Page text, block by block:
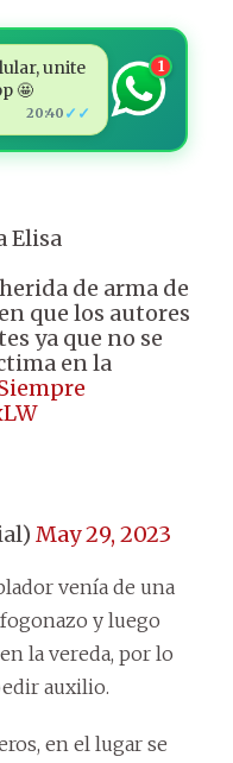
unite
🤩
20:40 ✓✓
1
Elisa
de arma de
que los autores
ya que no se
en la
May 29, 2023
venía de una
y luego
la vereda, por lo
auxilio.
en el lugar se